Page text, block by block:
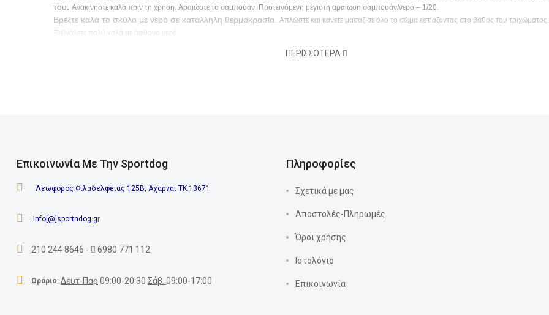
του. Ανακινήστε καλά πριν τη χρήση. Αραιώστε το σαμπουάν. Προτεινόμενη μέγιστη αραίωση σαμπουάν/νερό – 1/20.
Βρέξτε καλά το σκύλο με νερό σε κατάλληλη θερμοκρασία. Απλώστε και κάνετε μασάζ σε όλο το σώμα εστιάζοντας στο βάθος του τριχώματος.
Ξεβγάλετε πολύ καλά με άφθονο νερό.
ΠΕΡΙΣΣΌΤΕΡΑ
Επικοινωνία Με Την Sportdog
Λεωφορος Φιλαδελφειας 125Β, Αχαρναι ΤΚ:13671
info[@]sportndog.gr
210 244 8646 - 6980 771 112
Ωράριο: Δευτ-Παρ 09:00-20:30 Σάβ. 09:00-17:00
Πληροφορίες
Σχετικά με μας
Αποστολές-Πληρωμές
Όροι χρήσης
Ιστολόγιο
Επικοινωνία